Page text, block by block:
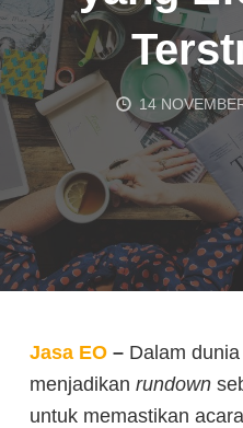
14
Jasa EO – Dalam dunia
menjadikan rundown
untuk memastikan